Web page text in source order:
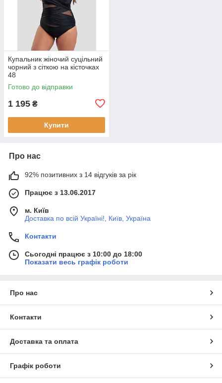
Купальник жіночий суцільний
чорний з сіткою на кісточках
48
Готово до відправки
1 195 ₴
Купити
Про нас
92% позитивних з 14 відгуків за рік
Працює з 13.06.2017
м. Київ
Доставка по всій Україні!, Київ, Україна
Контакти
Сьогодні працює з 10:00 до 18:00
Показати весь графік роботи
Про нас
Контакти
Доставка та оплата
Графік роботи